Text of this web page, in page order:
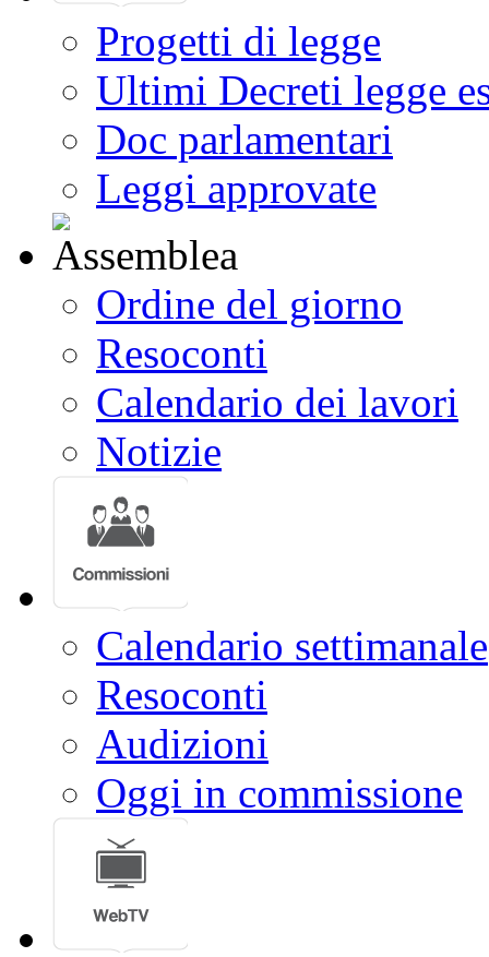
Progetti di legge
Ultimi Decreti legge
Doc parlamentari
Leggi approvate
Ordine del giorno
Resoconti
Calendario dei lavori
Notizie
Calendario settimanale
Resoconti
Audizioni
Oggi in commissione